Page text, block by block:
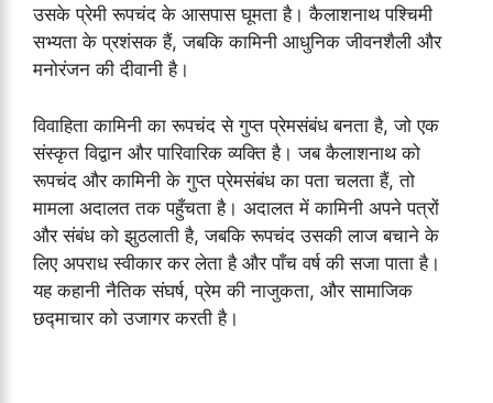
उसके प्रेमी रूपचंद के आसपास घूमता है। कैलाशनाथ पश्चिमी
सभ्यता के प्रशंसक हैं, जबकि कामिनी आधुनिक जीवनशैली और
मनोरंजन की दीवानी है।
विवाहिता कामिनी का रूपचंद से गुप्त प्रेमसंबंध बनता है, जो एक
संस्कृत विद्वान और पारिवारिक व्यक्ति है। जब कैलाशनाथ को
रूपचंद और कामिनी के गुप्त प्रेमसंबंध का पता चलता हैं, तो
मामला अदालत तक पहुँचता है। अदालत में कामिनी अपने पत्रों
और संबंध को झुठलाती है, जबकि रूपचंद उसकी लाज बचाने के
लिए अपराध स्वीकार कर लेता है और पाँच वर्ष की सजा पाता है।
यह कहानी नैतिक संघर्ष, प्रेम की नाजुकता, और सामाजिक
छद्माचार को उजागर करती है।